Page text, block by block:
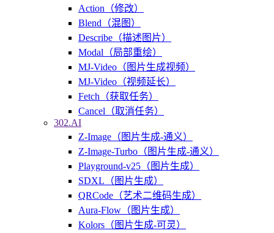
Action（修改）
Blend（混图）
Describe（描述图片）
Modal（局部重绘）
MJ-Video（图片生成视频）
MJ-Video（视频延长）
Fetch（获取任务）
Cancel（取消任务）
302.AI
Z-Image（图片生成-通义）
Z-Image-Turbo（图片生成-通义）
Playground-v25（图片生成）
SDXL（图片生成）
QRCode（艺术二维码生成）
Aura-Flow（图片生成）
Kolors（图片生成-可灵）